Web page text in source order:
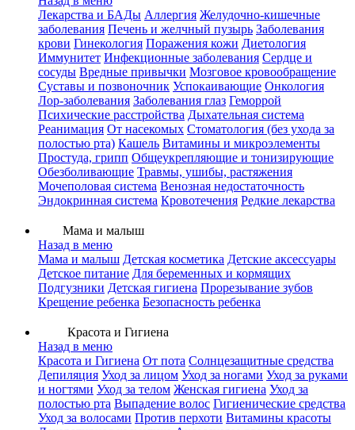
Лекарства и БАДы Аллергия Желудочно-кишечные
заболевания Печень и желчный пузырь Заболевания
крови Гинекология Поражения кожи Диетология
Иммунитет Инфекционные заболевания Сердце и
сосуды Вредные привычки Мозговое кровообращение
Суставы и позвоночник Успокаивающие Онкология
Лор-заболевания Заболевания глаз Геморрой
Психические расстройства Дыхательная система
Реанимация От насекомых Стоматология (без ухода за
полостью рта) Кашель Витамины и микроэлементы
Простуда, грипп Общеукрепляющие и тонизирующие
Обезболивающие Травмы, ушибы, растяжения
Мочеполовая система Венозная недостаточность
Эндокринная система Кровотечения Редкие лекарства
Мама и малыш
Назад в меню
Мама и малыш Детская косметика Детские аксессуары
Детское питание Для беременных и кормящих
Подгузники Детская гигиена Прорезывание зубов
Крещение ребенка Безопасность ребенка
Красота и Гигиена
Назад в меню
Красота и Гигиена От пота Солнцезащитные средства
Депиляция Уход за лицом Уход за ногами Уход за руками
и ногтями Уход за телом Женская гигиена Уход за
полостью рта Выпадение волос Гигиенические средства
Уход за волосами Против перхоти Витамины красоты